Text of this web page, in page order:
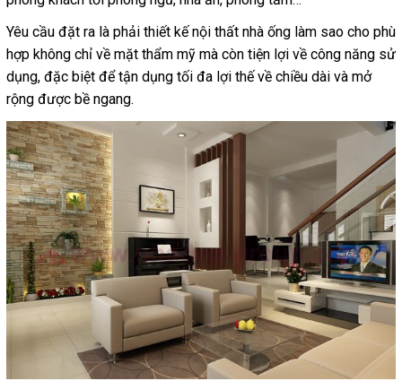
Yêu cầu đặt ra là phải thiết kế nội thất nhà ống làm sao cho phù
hợp không chỉ về mặt thẩm mỹ mà còn tiện lợi về công năng sử
dụng, đặc biệt để tận dụng tối đa lợi thế về chiều dài và mở
rộng được bề ngang.